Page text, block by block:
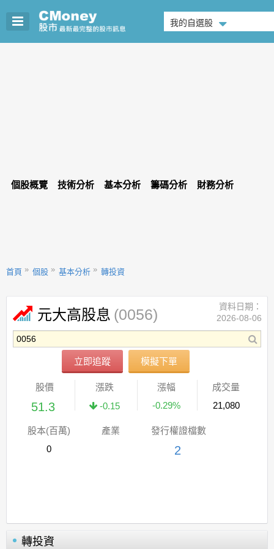
我的自選股
個股概覽 技術分析 基本分析 籌碼分析 財務分析
首頁 個股 基本分析 轉投資
元大高股息 (0056)
立即追蹤 模擬下單
資料日期：
2026-08-06
股價
51.3
漲跌
-0.15
漲幅
-0.29%
成交量
21,080
股本(百萬)
0
產業 發行權證檔數
2
轉投資